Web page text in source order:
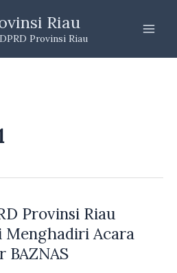
Riau
Provinsi Riau
Provinsi Riau
Menghadiri Acara
BAZNAS